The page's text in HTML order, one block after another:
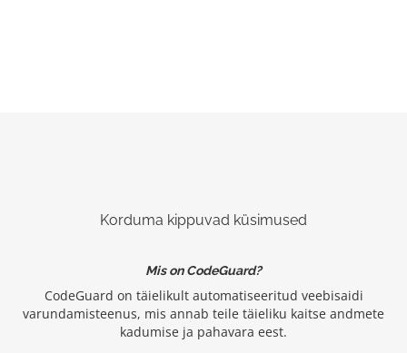
Korduma kippuvad küsimused
Mis on CodeGuard?
CodeGuard on täielikult automatiseeritud veebisaidi
varundamisteenus, mis annab teile täieliku kaitse andmete
kadumise ja pahavara eest.